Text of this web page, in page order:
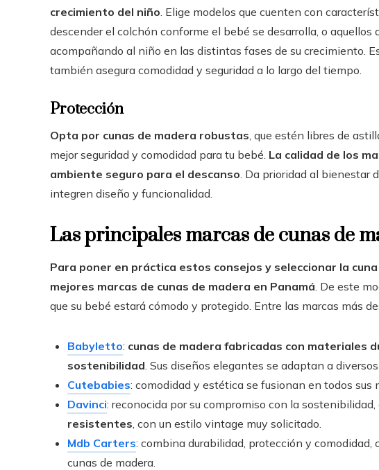
crecimiento del niño. Elige modelos que cuenten con
descender el colchón conforme el bebé se desarrolla, o aquellos
acompañando al niño en las distintas fases de su crecimiento.
también asegura comodidad y seguridad a lo largo del tiempo.
Protección
Opta por cunas de madera robustas, que estén libres de
mejor seguridad y comodidad para tu bebé. La calidad de los
ambiente seguro para el descanso. Da prioridad al bienestar
integren diseño y funcionalidad.
Las principales marcas de cunas de
Para poner en práctica estos consejos y seleccionar la
mejores marcas de cunas de madera en Panamá. De este
que su bebé estará cómodo y protegido. Entre las marcas más
Babyletto: cunas de madera fabricadas con materiales
sostenibilidad. Sus diseños elegantes se adaptan a
Cutebabies: comodidad y estética se fusionan en todos sus
Davinci: reconocida por su compromiso con la
resistentes, con un estilo vintage muy solicitado.
Mdb Carters: combina durabilidad, protección y
cunas de madera.